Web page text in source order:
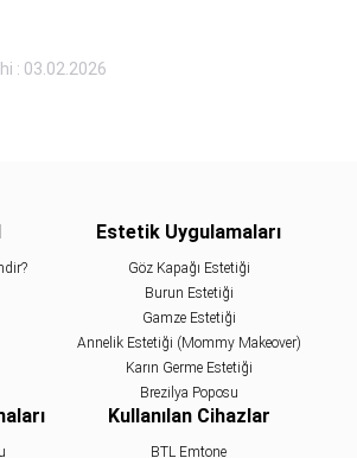
: 03.02.2026
Estetik Uygulamaları
Göz Kapağı Estetiği
Burun Estetiği
Gamze Estetiği
Annelik Estetiği (Mommy Makeover)
Karın Germe Estetiği
Brezilya Poposu
Kullanılan Cihazlar
BTL Emtone